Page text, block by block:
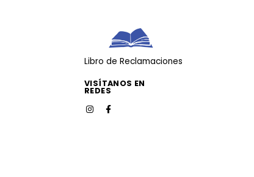
Libro de Reclamaciones
VISÍTANOS EN
REDES